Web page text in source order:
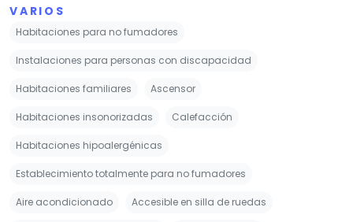
VARIOS
Habitaciones para no fumadores
Instalaciones para personas con discapacidad
Habitaciones familiares Ascensor
Habitaciones insonorizadas Calefacción
Habitaciones hipoalergénicas
Establecimiento totalmente para no fumadores
Aire acondicionado Accesible en silla de ruedas